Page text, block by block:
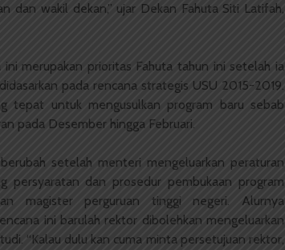
dan wakil dekan,” ujar Dekan Fahuta Siti Latifah,
merupakan prioritas Fahuta tahun ini setelah ia
pada rencana strategis USU 2015-2019.
tepat untuk mengusulkan program baru sebab
pada Desember hingga Februari.
setelah menteri mengeluarkan peraturan
persyaratan dan prosedur pembukaan program
magister perguruan tinggi negeri. Alurnya
ini barulah rektor dibolehkan mengeluarkan
“Kalau dulu kan cuma minta persetujuan rektor,